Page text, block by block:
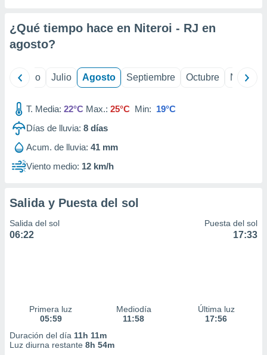
e
de
¿Qué tiempo hace en Niteroi - RJ en
agosto?
Junio Julio Agosto Septiembre Octubre
T. Media: 22°C Max.: 25°C Min: 19°C
Días de lluvia: 8 días
Acum. de lluvia: 41 mm
Viento medio: 12 km/h
Salida y Puesta del sol
Salida del sol
06:22
Puesta del sol
17:33
Primera luz
05:59
Mediodía
11:58
Última luz
17:56
Duración del día 11h 11m
Luz diurna restante 8h 54m